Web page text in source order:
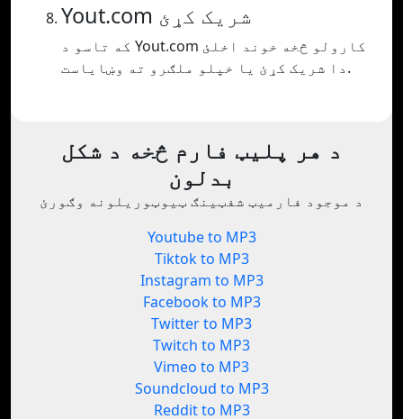
Yout.com شریک کړئ
که تاسو د Yout.com کارولو څخه خوند اخلئ
دا شریک کړئ یا خپلو ملګرو ته وښایاست.
د هر پلیټ فارم څخه د شکل
بدلون
د موجود فارمیټ شفټینګ ټیوټوریلونه وګورئ
Youtube to MP3
Tiktok to MP3
Instagram to MP3
Facebook to MP3
Twitter to MP3
Twitch to MP3
Vimeo to MP3
Soundcloud to MP3
Reddit to MP3